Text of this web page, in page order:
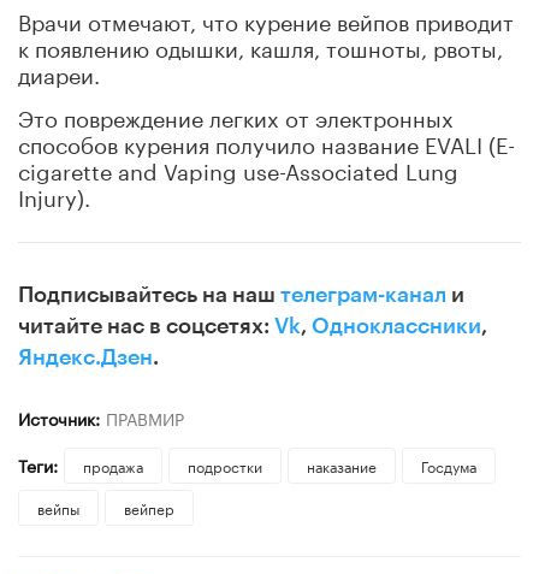
Врачи отмечают, что курение вейпов приводит
к появлению одышки, кашля, тошноты, рвоты,
диареи.
Это повреждение легких от электронных
способов курения получило название EVALI (E-
cigarette and Vaping use-Associated Lung
Injury).
Подписывайтесь на наш телеграм-канал и
читайте нас в соцсетях: Vk, Одноклассники,
Яндекс.Дзен.
Источник: ПРАВМИР
Теги:
продажа подростки наказание
Госдума
вейпы
вейпер